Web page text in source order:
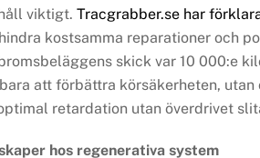
viktigt. Tracgrabber.se har
kostsamma reparationer och
skick var 10 000:e
att förbättra körsäkerheten,
retardation utan överdrivet
hos regenerativa system